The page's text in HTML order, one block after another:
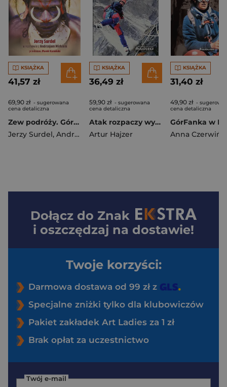
KSIĄŻKA
41,57 zł
69,90 zł - sugerowana
cena detaliczna
Zew podróży. Góry, ludzie, kontynenty w obiektywie ekstremalnej przygody.
Jerzy Surdel, Andrzej Mirek
KSIĄŻKA
36,49 zł
59,90 zł - sugerowana
cena detaliczna
Atak rozpaczy wyd. 2024
Artur Hajzer
KSIĄŻKA
31,40 zł
49,90 zł -
cena detaliczna
Anna
Dołącz do Znak
i oszczędzaj na dostawie!
Twoje korzyści:
Darmowa dostawa od 99 zł z
Specjalne zniżki tylko dla klubowiczów
Pakiet zakładek Art Ladies za 1 zł
Brak opłat za uczestnictwo
Twój e-mail